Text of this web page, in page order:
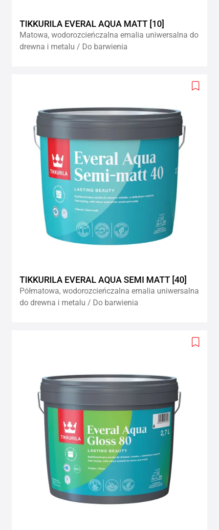
TIKKURILA EVERAL AQUA MATT [10]
Matowa, wodorozcieńczalna emalia uniwersalna do
drewna i metalu / Do barwienia
Add
TIKKURILA EVERAL AQUA SEMI MATT [40]
Półmatowa, wodorozcieńczalna emalia uniwersalna
do drewna i metalu / Do barwienia
Add